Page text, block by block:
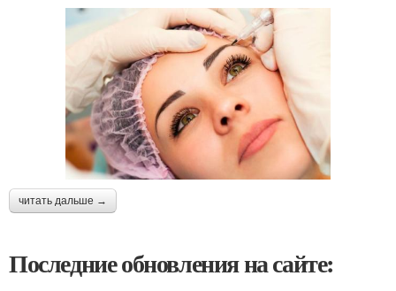
читать дальше →
Последние обновления на сайте: